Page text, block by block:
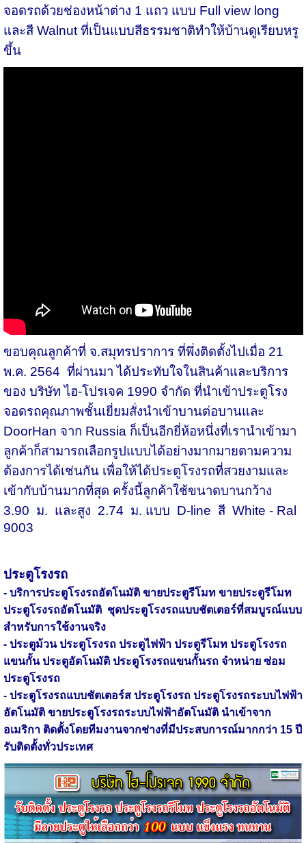
จอดรถด้วยช่องหน้าต่าง 1 แถว แบบ Full view long
และสี Walnut ที่เป็นแบบสีธรรมชาติทำให้บ้านดูเรียบหรู
ขึ้น
ขอบคุณลูกค้าที่ จ.สมุทรปราการ ที่พึ่งติดตั้งไปเมื่อ 21
พ.ค. 2564 ที่ผ่านมา ได้ประทับใจในสินค้าและบริการ
ของ บริษัท ไฮ-โปรเจค 1990 จำกัด ที่นำเข้าประตูโรง
จอดรถคุณภาพชั้นเยี่ยมสั่งนำเข้าบานต่อบานและ
DoorHan จาก Russia ก็เป็นอีกยี่ห้อหนึ่งที่เรานำเข้ามา
ลูกค้าก็สามารถเลือกรูปแบบได้อย่างมากมายตามความ
ต้องการได้เช่นกัน เพื่อให้ได้ประตูโรงรถที่สวยงามและ
เข้ากับบ้านมากที่สุด ครั้งนี้ลูกค้าใช้ขนาดบานกว้าง
3.90 ม. และสูง 2.74 ม. แบบ D-line สี White - Ral
9003
ประตูโรงรถ
- บริการประตูโรงรถอัตโนมัติ ขายประตูรีโมท ขายประตูรีโมท
ประตูโรงรถอัตโนมัติ ชุดประตูโรงรถแบบชัตเตอร์ที่สมบูรณ์แบบ
สำหรับการใช้งานจริง
- ประตูม้วน ประตูโรงรถ ประตูไฟฟ้า ประตูรีโมท ประตูโรงรถ
แขนกั้น ประตูอัตโนมัติ ประตูโรงรถแขนกั้นรถ จำหน่าย ซ่อม
ประตูโรงรถ
- ประตูโรงรถแบบชัตเตอร์ส ประตูโรงรถ ประตูโรงรถระบบไฟฟ้า
อัตโนมัติ ขายประตูโรงรถระบบไฟฟ้าอัตโนมัติ นำเข้าจาก
อเมริกา ติดตั้งโดยทีมงานจากช่างที่มีประสบการณ์มากกว่า 15 ปี
รับติดตั้งทั่วประเทศ